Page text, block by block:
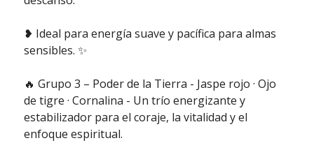
❥ Ideal para energía suave y pacífica para almas
sensibles. ✨
🔥 Grupo 3 – Poder de la Tierra - Jaspe rojo · Ojo
de tigre · Cornalina - Un trío energizante y
estabilizador para el coraje, la vitalidad y el
enfoque espiritual.